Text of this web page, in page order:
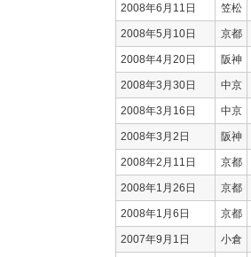
2008年6月11日 笠松
2008年5月10日 京都
2008年4月20日 阪神
2008年3月30日 中京
2008年3月16日 中京
2008年3月2日 阪神
2008年2月11日 京都
2008年1月26日 京都
2008年1月6日 京都
2007年9月1日 小倉